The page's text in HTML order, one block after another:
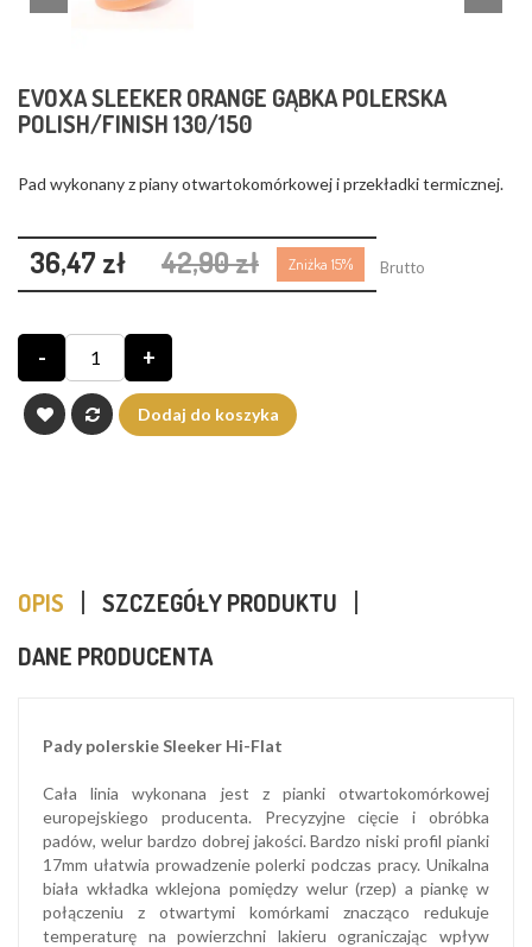
EVOXA SLEEKER ORANGE GĄBKA POLERSKA
POLISH/FINISH 130/150
Pad wykonany z piany otwartokomórkowej i przekładki termicznej.
36,47 zł 42,90 zł Zniżka 15% Brutto
- +
Dodaj do koszyka
OPIS
SZCZEGÓŁY PRODUKTU
DANE PRODUCENTA
Pady polerskie Sleeker Hi-Flat
Cała linia wykonana jest z pianki otwartokomórkowej
europejskiego producenta. Precyzyjne cięcie i obróbka
padów, welur bardzo dobrej jakości. Bardzo niski profil pianki
17mm ułatwia prowadzenie polerki podczas pracy. Unikalna
biała wkładka wklejona pomiędzy welur (rzep) a piankę w
połączeniu z otwartymi komórkami znacząco redukuje
temperaturę na powierzchni lakieru ograniczając wpływ